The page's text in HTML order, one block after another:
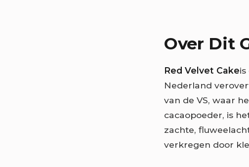
Over Dit
Red Velvet Cake
Nederland
van de VS, waar
cacaopoeder, is
zachte,
verkregen door